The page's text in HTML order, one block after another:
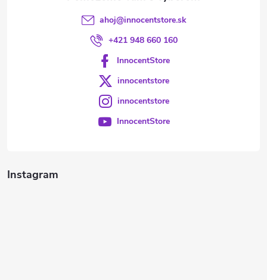
Instagram
ahoj@innocentstore.sk
+421 948 660 160
InnocentStore
innocentstore
innocentstore
InnocentStore